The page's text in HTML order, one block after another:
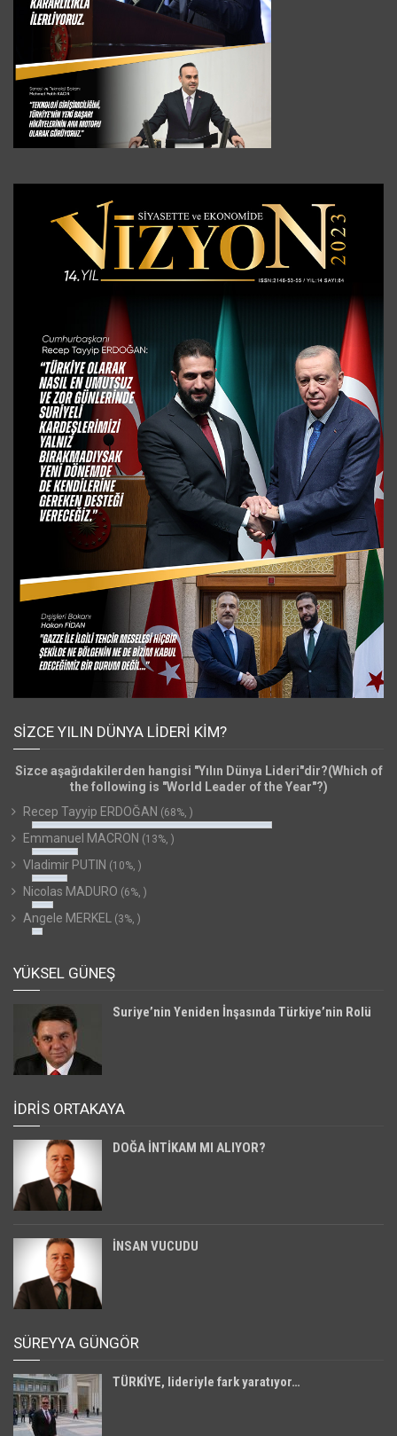
SIZCE YILIN DÜNYA LIDERI KIM?
Sizce aşağıdakilerden hangisi "Yılın Dünya Lideri"dir?(Which of
the following is "World Leader of the Year"?)
Recep Tayyip ERDOĞAN (68%, )
Emmanuel MACRON (13%, )
Vladimir PUTIN (10%, )
Nicolas MADURO (6%, )
Angele MERKEL (3%, )
YÜKSEL GÜNEŞ
Suriye’nin Yeniden İnşasında Türkiye’nin Rolü
İDRİS ORTAKAYA
DOĞA İNTİKAM MI ALIYOR?
İNSAN VUCUDU
SÜREYYA GÜNGÖR
TÜRKİYE, lideriyle fark yaratıyor…